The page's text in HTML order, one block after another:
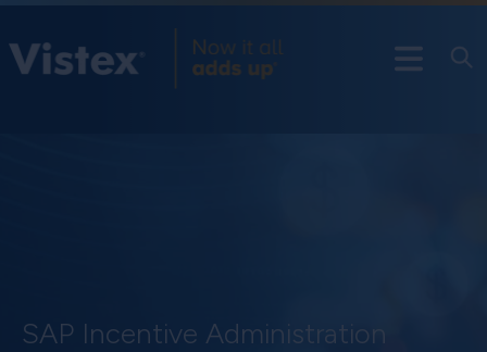
SAP Incentive Administration